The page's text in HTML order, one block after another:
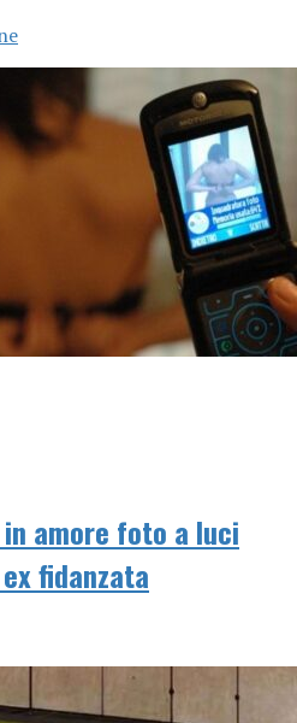
amore foto a luci
fidanzata